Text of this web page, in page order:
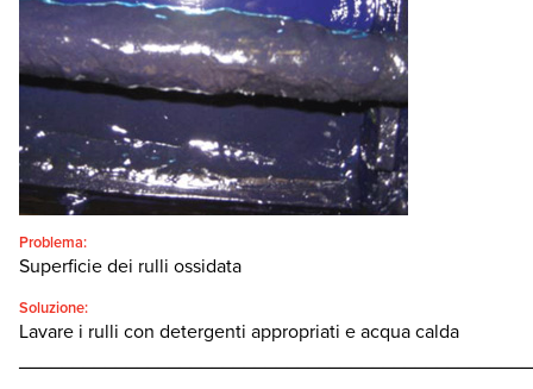
SEARCH
Problema:
Superficie dei rulli ossidata
Soluzione:
Lavare i rulli con detergenti appropriati e acqua calda